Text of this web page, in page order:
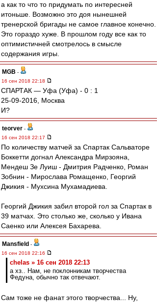
а как то что то придумать по интересней
итоньше. Возможно это доя нынешней
тренерской бригады не самое главное конечно.
Это гораздо хуже. В прошлом году все как то
оптимистичней смотрелось в смысле
содержания игры.
MGB -
16 сен 2018 22:18
СПАРТАК — Уфа (Уфа) - 0 : 1
25-09-2016, Москва
И?
teorver -
16 сен 2018 22:17
По количеству матчей за Спартак Сальваторе
Боккетти догнал Александра Мирзояна,
Мендеш Зе Луиш - Дмитрия Радченко, Роман
Зобнин - Мирослава Ромащенко, Георгий
Джикия - Мухсина Мухамадиева.
Георгий Джикия забил второй гол за Спартак в
39 матчах. Это столько же, сколько у Ивана
Саенко или Алексея Бахарева.
Mansfield -
16 сен 2018 22:16
chelas » 16 сен 2018 22:13
а хз.. Нам, не поклонникам творчества
Федуна, обычно так отвечают.
Сам тоже не фанат этого творчества... Ну,